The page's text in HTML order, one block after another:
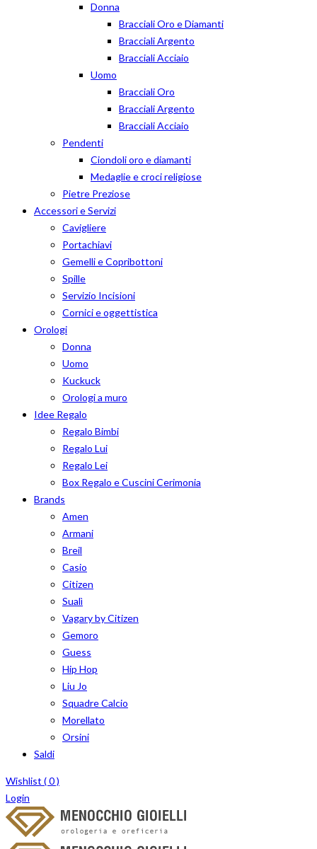
Donna
Bracciali Oro e Diamanti
Bracciali Argento
Bracciali Acciaio
Uomo
Bracciali Oro
Bracciali Argento
Bracciali Acciaio
Pendenti
Ciondoli oro e diamanti
Medaglie e croci religiose
Pietre Preziose
Accessori e Servizi
Cavigliere
Portachiavi
Gemelli e Copribottoni
Spille
Servizio Incisioni
Cornici e oggettistica
Orologi
Donna
Uomo
Kuckuck
Orologi a muro
Idee Regalo
Regalo Bimbi
Regalo Lui
Regalo Lei
Box Regalo e Cuscini Cerimonia
Brands
Amen
Armani
Breil
Casio
Citizen
Sualì
Vagary by Citizen
Gemoro
Guess
Hip Hop
Liu Jo
Squadre Calcio
Morellato
Orsini
Saldi
Wishlist (0)
Login